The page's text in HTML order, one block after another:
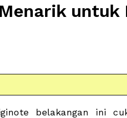
untuk
belakangan ini